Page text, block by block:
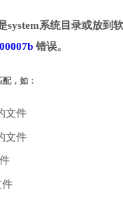
系统目录或放到
错误。
，如：
文件
文件
件